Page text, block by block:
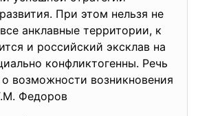
При этом нельзя не
анклавные территории, к
и российский эксклав на
конфликтогенны. Речь
возможности возникновения
Федоров